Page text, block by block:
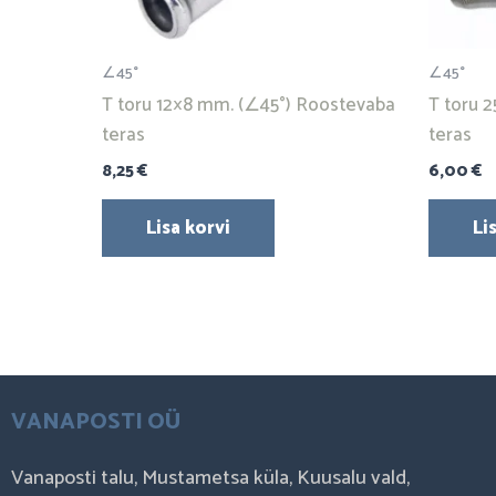
∠45°
T toru 12×8 mm. (∠45°) Roostevaba
teras
8,25€
Lisa korvi
∠45°
T toru
teras
6,00€
VANAPOSTI OÜ
Vanaposti talu, Mustametsa küla, Kuusalu vald,